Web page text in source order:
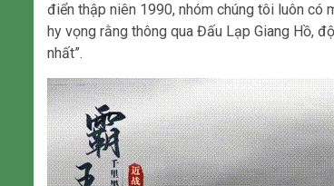
điển thập niên 1990, nhóm chúng tôi luôn có
hy vọng rằng thông qua Đấu Lạp Giang Hồ,
nhất”.